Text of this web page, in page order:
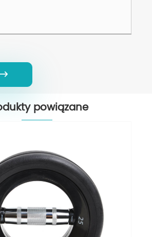
powiązane